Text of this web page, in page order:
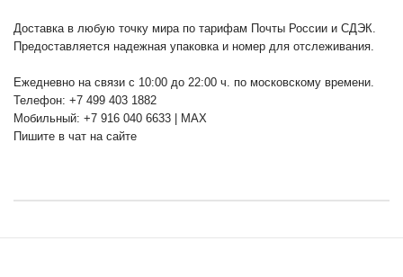
Доставка в любую точку мира по тарифам Почты России и СДЭК.
Предоставляется надежная упаковка и номер для отслеживания.
Ежедневно на связи с 10:00 до 22:00 ч. по московскому времени.
Телефон: +7 499 403 1882
Мобильный: +7 916 040 6633 | MAX
Пишите в чат на сайте